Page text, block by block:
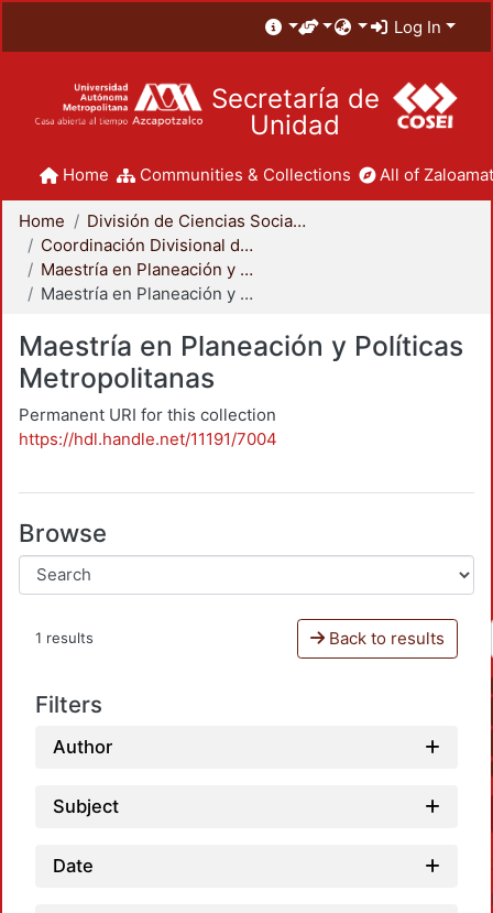
Log In
Secretaría de
Unidad
Home Communities & Collections All of
Home
División de Ciencias Sociales y Humanidades
Coordinación Divisional de Posgrado
Maestría en Planeación y Políticas Metropolitanas
Maestría en Planeación y Políticas Metropolitanas
Maestría en Planeación y Políticas
Metropolitanas
Permanent URI for this collection
https://hdl.handle.net/11191/7004
Browse
1 results Back to results
Filters
Author
Subject
Date